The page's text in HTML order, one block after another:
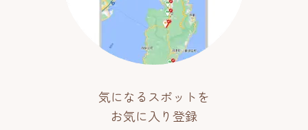
気になるスポットを
お気に入り登録